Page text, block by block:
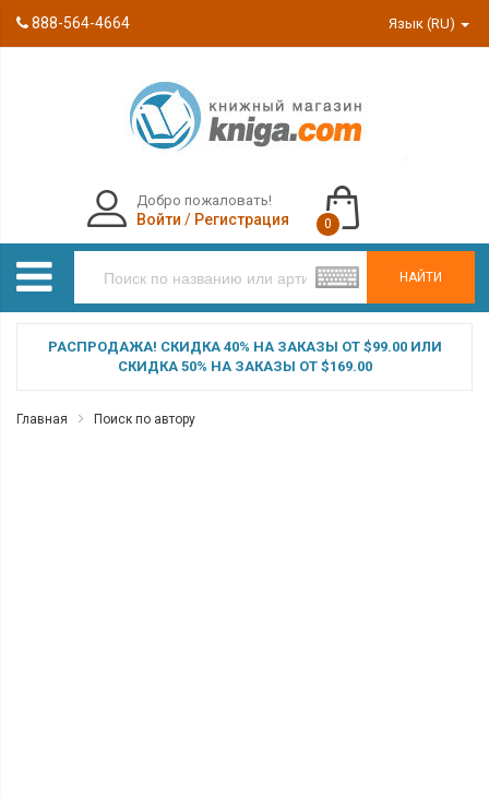
888-564-4664 Язык (RU)
НАЙТИ
Добро пожаловать!
Войти / Регистрация 0
РАСПРОДАЖА! СКИДКА 40% НА ЗАКАЗЫ ОТ $99.00 ИЛИ
СКИДКА 50% НА ЗАКАЗЫ ОТ $169.00
Главная Поиск по автору